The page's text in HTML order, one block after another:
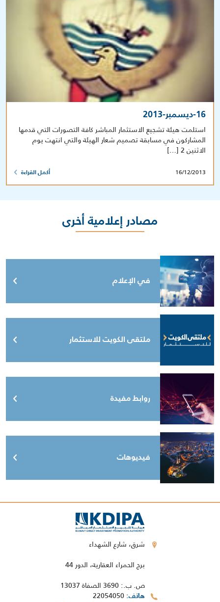
16-ديسمبر-2013
استلمت هيئة تشجيع الاستثمار المباشر كافة التصورات التي قدمها
المشاركون في مسابقة تصميم شعار الهيئة والتي انتهت يوم
الاثنين 2 […]
16/12/2013 أكمل القراءة
مصادر إعلامية أخرى
في الإعلام
ملتقى الكويت للاستثمار
روابط مفيدة
فيديوهات
شرق، شارع الشهداء
برج الحمراء العقارية، الدور 44
ص. ب.: 3690 الصفاة 13037
هاتف